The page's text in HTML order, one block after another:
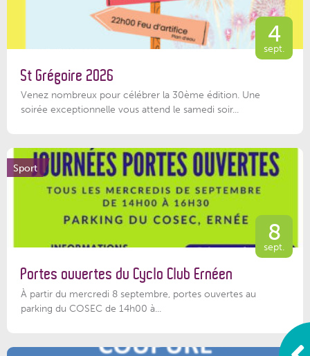
4
sept.
St Grégoire 2026
Venez nombreux pour célébrer la 30ème édition. Une
soirée exceptionnelle vous attend le samedi soir...
Sport
8
sept.
Portes ouvertes du Cyclo Club Ernéen
À partir du mercredi 8 septembre, portes ouvertes au
parking du COSEC de 14h00 à...